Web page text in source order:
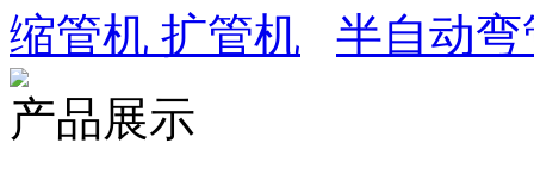
缩管机 扩管机
半自动弯
产品展示